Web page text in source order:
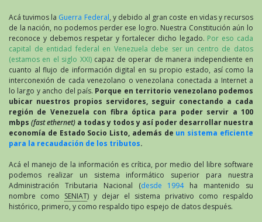
Acá tuvimos la Guerra Federal, y debido al gran coste en vidas y recursos
de la nación, no podemos perder ese logro. Nuestra Constitución aún lo
reconoce y debemos respetar y fortalecer dicho legado. Por eso cada
capital de entidad federal en Venezuela debe ser un centro de datos
(estamos en el siglo XXI)capaz de operar de manera independiente en
cuanto al flujo de información digital en su propio estado, así como la
interconexión de cada venezolano o venezolana conectada a Internet a
lo largo y ancho del país. Porque en territorio venezolano podemos
ubicar nuestros propios servidores, seguir conectando a cada
región de Venezuela con fibra óptica para poder servir a 100
mbps (fast ethernet) a todas y todos y así poder desarrollar nuestra
economía de Estado Socio Listo, además de un sistema eficiente
para la recaudación de los tributos.
Acá el manejo de la información es crítica, por medio del libre software
podemos realizar un sistema informático superior para nuestra
Administración Tributaria Nacional (desde 1994ha mantenido su
nombre como SENIAT) y dejar el sistema privativo como respaldo
histórico, primero, y como respaldo tipo espejo de datos después.